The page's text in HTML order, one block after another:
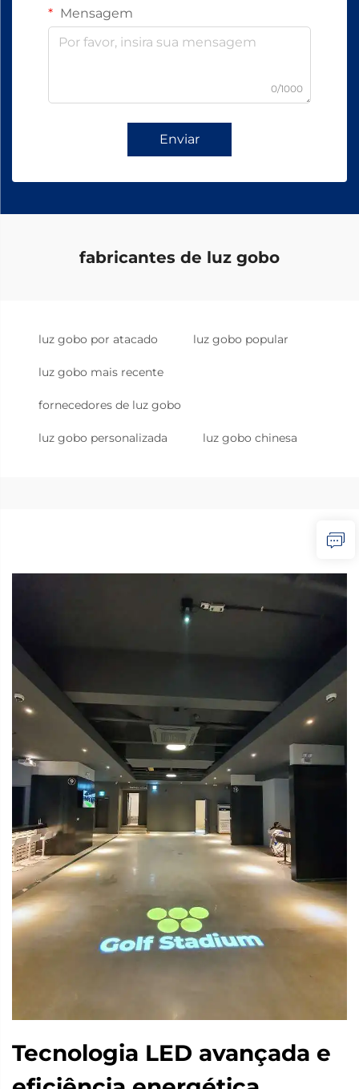
Mensagem
0/1000
Enviar
fabricantes de luz gobo
luz gobo por atacado luz gobo popular
luz gobo mais recente
fornecedores de luz gobo
luz gobo personalizada luz gobo chinesa
Tecnologia LED avançada e